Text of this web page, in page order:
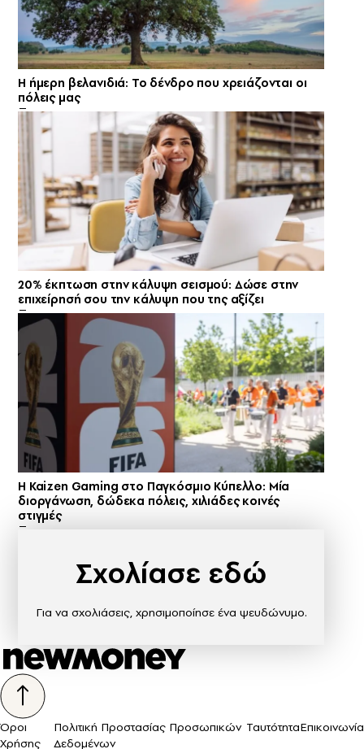
Η ήμερη βελανιδιά: Το δένδρο που χρειάζονται οι
πόλεις μας
20% έκπτωση στην κάλυψη σεισμού: Δώσε στην
επιχείρησή σου την κάλυψη που της αξίζει
H Kaizen Gaming στο Παγκόσμιο Kύπελλο: Μία
διοργάνωση, δώδεκα πόλεις, χιλιάδες κοινές
στιγμές
Σχολίασε εδώ
Για να σχολιάσεις, χρησιμοποίησε ένα ψευδώνυμο.
Όροι
Χρήσης
Πολιτική Προστασίας Προσωπικών
Δεδομένων
ΤαυτότηταΕπικοινωνία